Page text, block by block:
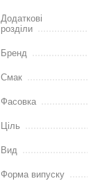
Додаткові
розділи
Бренд
Смак
Фасовка
Ціль
Вид
Форма випуску